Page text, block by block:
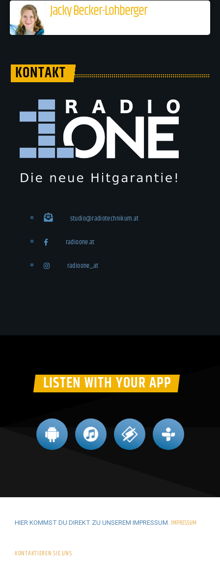
Jacky Becker-Lohberger
KONTAKT
studio@radiotechnikum.at
radioone.at
radioone_at
LISTEN WITH YOUR APP
HIER KOMMST DU DIREKT ZU UNSEREM IMPRESSUM. IMPRESSUM
KONTAKTIEREN SIE UNS